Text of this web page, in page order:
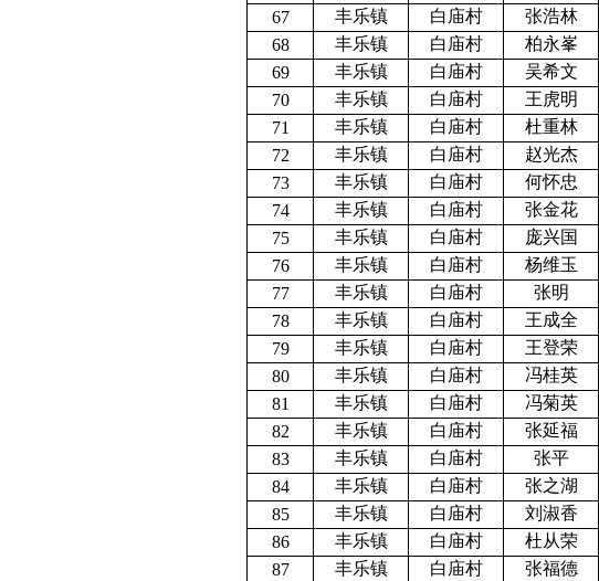
67
丰乐镇 白庙村 张浩林
68
丰乐镇 白庙村 柏永峯
69
丰乐镇 白庙村 吴希文
70
丰乐镇 白庙村 王虎明
71
丰乐镇 白庙村 杜重林
72
丰乐镇 白庙村 赵光杰
73
丰乐镇 白庙村 何怀忠
74
丰乐镇 白庙村 张金花
75
丰乐镇 白庙村 庞兴国
76
丰乐镇 白庙村 杨维玉
77
丰乐镇 白庙村 张明
78
丰乐镇 白庙村 王成全
79
丰乐镇 白庙村 王登荣
80
丰乐镇 白庙村 冯桂英
81
丰乐镇 白庙村 冯菊英
82
丰乐镇 白庙村 张延福
83
丰乐镇 白庙村 张平
84
丰乐镇 白庙村 张之湖
85
丰乐镇 白庙村 刘淑香
86
丰乐镇 白庙村 杜从荣
87
丰乐镇 白庙村 张福德